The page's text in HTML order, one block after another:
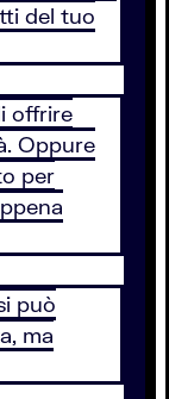
del tuo
offrire
Oppure
per
può
ma